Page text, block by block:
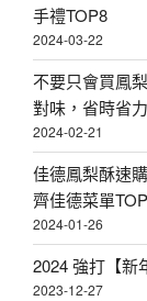
手禮TOP8
2024-03-22
不要只會買鳳
對味，省時省
2024-02-21
佳德鳳梨酥速
齊佳德菜單
2024-01-26
2024 強打【新
2023-12-27